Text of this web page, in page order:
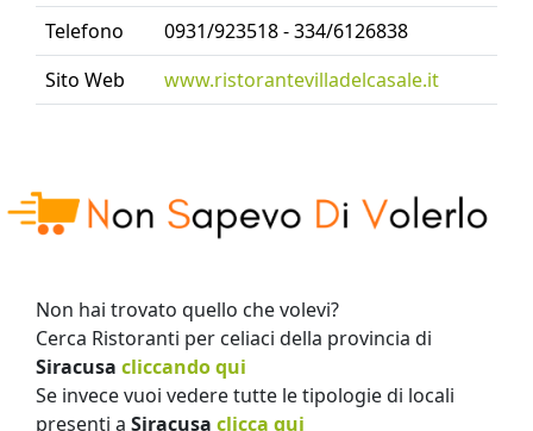
Telefono
0931/923518 - 334/6126838
Sito Web
www.ristorantevilladelcasale.it
Non hai trovato quello che volevi?
Cerca Ristoranti per celiaci della provincia di
Siracusa cliccando qui
Se invece vuoi vedere tutte le tipologie di locali
presenti a Siracusa clicca qui